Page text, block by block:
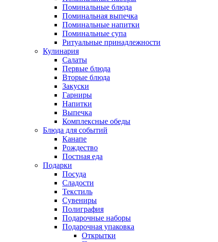
Поминальные блюда
Поминальная выпечка
Поминальные напитки
Поминальные супа
Ритуальные принадлежности
Кулинария
Салаты
Первые блюда
Вторые блюда
Закуски
Гарниры
Напитки
Выпечка
Комплексные обеды
Блюда для событий
Канапе
Рождество
Постная еда
Подарки
Посуда
Сладости
Текстиль
Сувениры
Полиграфия
Подарочные наборы
Подарочная упаковка
Открытки